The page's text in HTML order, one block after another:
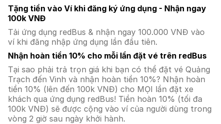
Tặng tiền vào Ví khi đăng ký ứng dụng - Nhận ngay
100k VNĐ
Tải ứng dụng redBus & nhận ngay 100.000 VNĐ vào
ví khi đăng nhập ứng dụng lần đầu tiên.
Nhận hoàn tiền 10% cho mỗi lần đặt vé trên redBus
Tại sao phải trả trọn giá khi bạn có thể đặt vé Quảng
Trạch đến Vinh và nhận hoàn tiền 10%? Nhận hoàn
tiền 10% (lên đến 100k VNĐ) cho MỌI lần đặt xe
khách qua ứng dụng redBus! Tiền hoàn 10% (tối đa
100k VNĐ) sẽ được cộng vào ví của người dùng trong
vòng 2 giờ sau ngày khởi hành.